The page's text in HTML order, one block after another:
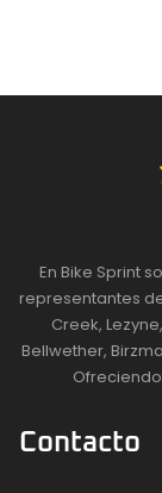
En Bike Sprint
representantes
Creek,
Bellwether,
Contacto